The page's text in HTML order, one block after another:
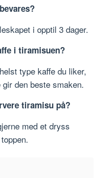
i opptil 3 dager.
i tiramisuen?
type kaffe du liker,
den beste smaken.
tiramisu på?
med et dryss